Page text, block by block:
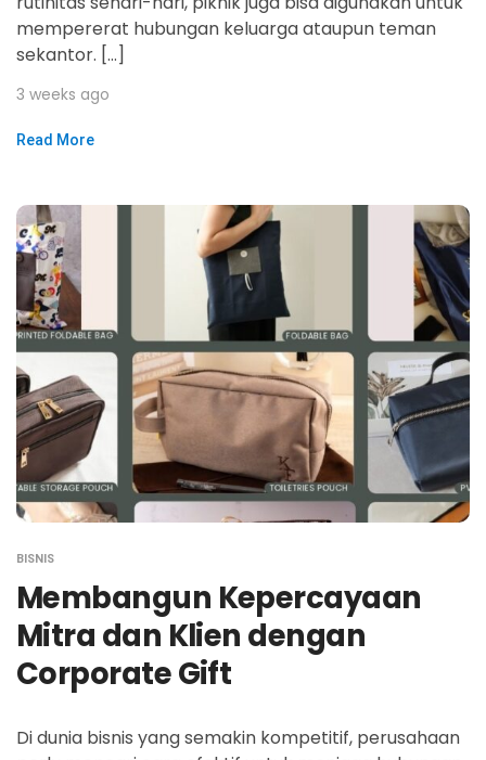
mempererat hubungan keluarga ataupun teman
sekantor. […]
3 weeks ago
Read More
BISNIS
Membangun Kepercayaan
Mitra dan Klien dengan
Corporate Gift
Di dunia bisnis yang semakin kompetitif, perusahaan